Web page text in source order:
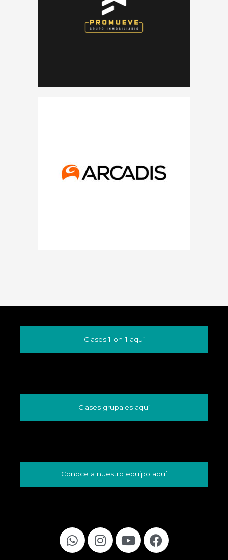
Clases 1-on-1 aquí
Clases grupales aquí
Conoce a nuestro equipo aquí
h
a
t
n
s
t
o
u
t
a
c
e